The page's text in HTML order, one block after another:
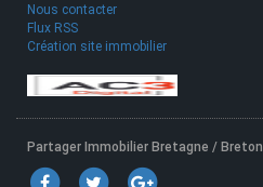
Nous contacter
Flux RSS
Création site immobilier
Partager Immobilier Bretagne / Breton